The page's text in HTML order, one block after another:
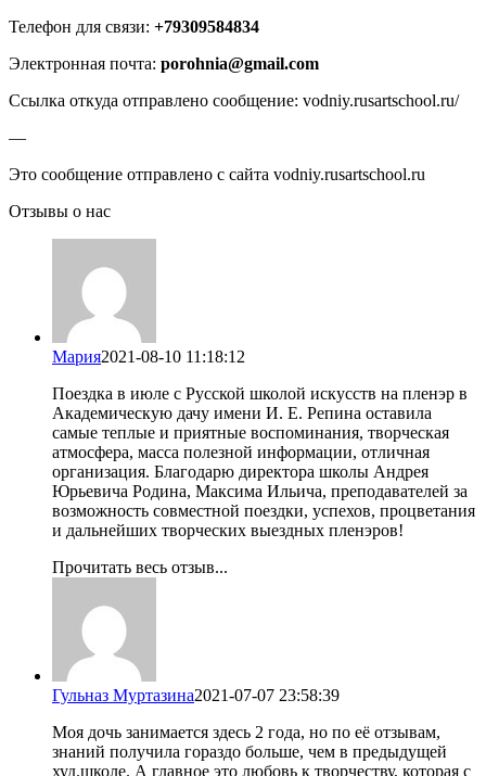
Телефон для связи: +79309584834
Электронная почта: porohnia@gmail.com
Ссылка откуда отправлено сообщение: vodniy.rusartschool.ru/
—
Это сообщение отправлено с сайта vodniy.rusartschool.ru
Отзывы о нас
Мария2021-08-10 11:18:12
Поездка в июле с Русской школой искусств на пленэр в
Академическую дачу имени И. Е. Репина оставила
самые теплые и приятные воспоминания, творческая
атмосфера, масса полезной информации, отличная
организация. Благодарю директора школы Андрея
Юрьевича Родина, Максима Ильича, преподавателей за
возможность совместной поездки, успехов, процветания
и дальнейших творческих выездных пленэров!
Прочитать весь отзыв...
Гульназ Муртазина2021-07-07 23:58:39
Моя дочь занимается здесь 2 года, но по её отзывам,
знаний получила гораздо больше, чем в предыдущей
худ.школе. А главное это любовь к творчеству, которая с